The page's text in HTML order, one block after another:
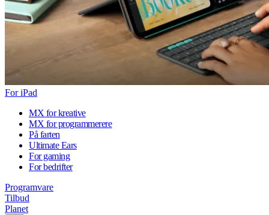
For iPad
MX for kreative
MX for programmerere
På farten
Ultimate Ears
For gaming
For bedrifter
Programvare
Tilbud
Planet